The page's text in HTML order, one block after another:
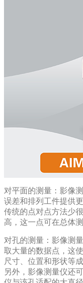
对平面的测量：影
误差和排列工件提供
传统的点对点方法少很
高，这一点可在总体
对孔的测量：影像
取大量的数据点，这
尺寸、位置和形状等
另外，影像测量仪还